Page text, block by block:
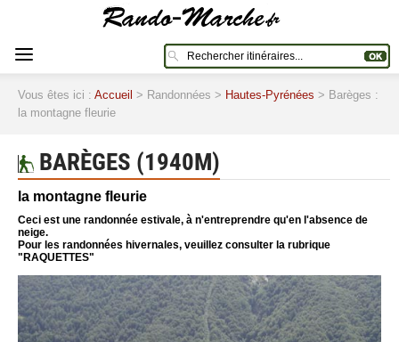
Vous êtes ici : Accueil > Randonnées > Hautes-Pyrénées > Barèges :
la montagne fleurie
BARÈGES (1940M)
la montagne fleurie
Ceci est une randonnée estivale, à n'entreprendre qu'en l'absence de
neige.
Pour les randonnées hivernales, veuillez consulter la rubrique
"RAQUETTES"